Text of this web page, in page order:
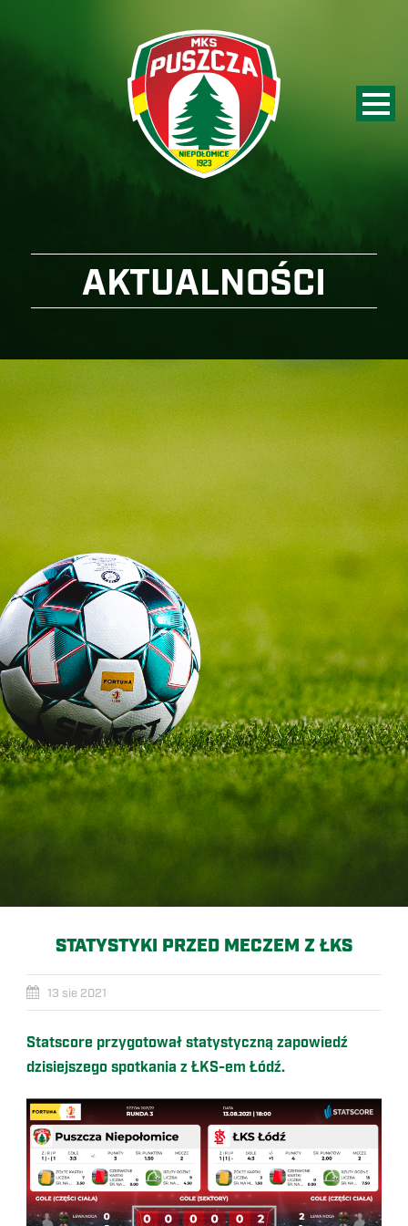
AKTUALNOŚCI
STATYSTYKI PRZED MECZEM Z ŁKS
13 sie 2021
Statscore przygotował statystyczną zapowiedź
dzisiejszego spotkania z ŁKS-em Łódź.